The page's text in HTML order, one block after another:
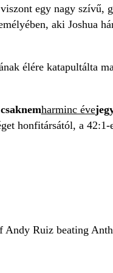
egy nagy szívű,
aki Joshua
élére katapultálta
harminc éve
honfitársától, a 42:1-
Ruiz beating